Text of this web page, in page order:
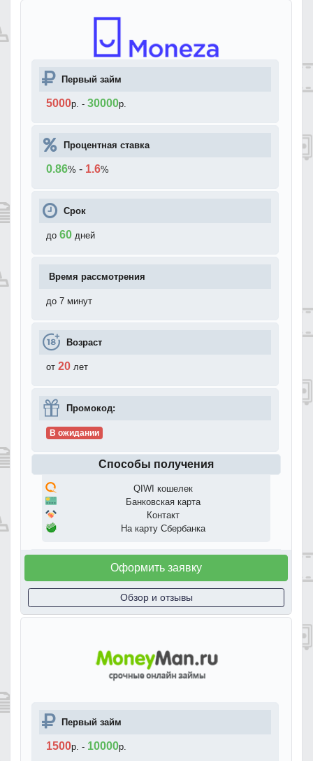
Первый займ
5000р. - 30000р.
Процентная ставка
0.86% - 1.6%
Срок
до 60 дней
Время рассмотрения
до 7 минут
Возраст
от 20 лет
Промокод:
В ожидании
Способы получения
QIWI кошелек
Банковская карта
Контакт
На карту Сбербанка
Оформить заявку
Обзор и отзывы
Первый займ
1500р. - 10000р.